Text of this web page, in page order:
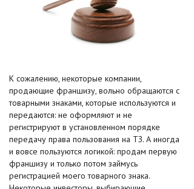
К сожалению, некоторые компании,
продающие франшизу, вольно обращаются с
товарными знаками, которые используются и
передаются: не оформляют и не
регистрируют в установленном порядке
передачу права пользования на ТЗ. А иногда
и вовсе пользуются логикой: продам первую
франшизу и только потом займусь
регистрацией моего товарного знака.